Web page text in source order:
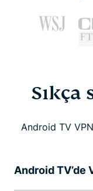
Android TV
Android TV’de